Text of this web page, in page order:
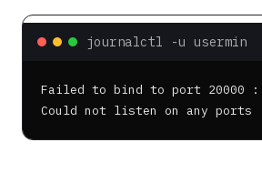
journalctl -u usermin
Failed to bind to port 20000 :
Could not listen on any ports